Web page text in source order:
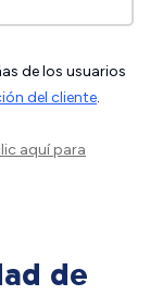
de los usuarios
del cliente.
aquípara
de